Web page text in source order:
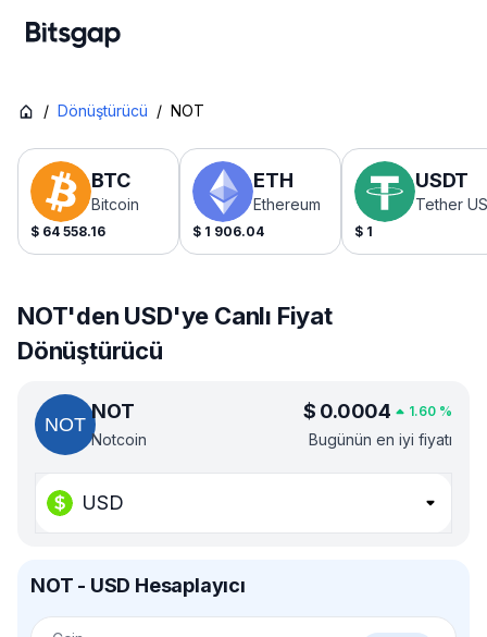
/ Dönüştürücü / NOT
BTC
Bitcoin
$ 64 558.16
ETH
Ethereum
$ 1 906.04
USDT
Tether
$ 1
NOT'den USD'ye Canlı Fiyat
Dönüştürücü
NOT
Notcoin
$ 0.0004 1.60 %
Bugünün en iyi fiyatı
USD
NOT - USD Hesaplayıcı